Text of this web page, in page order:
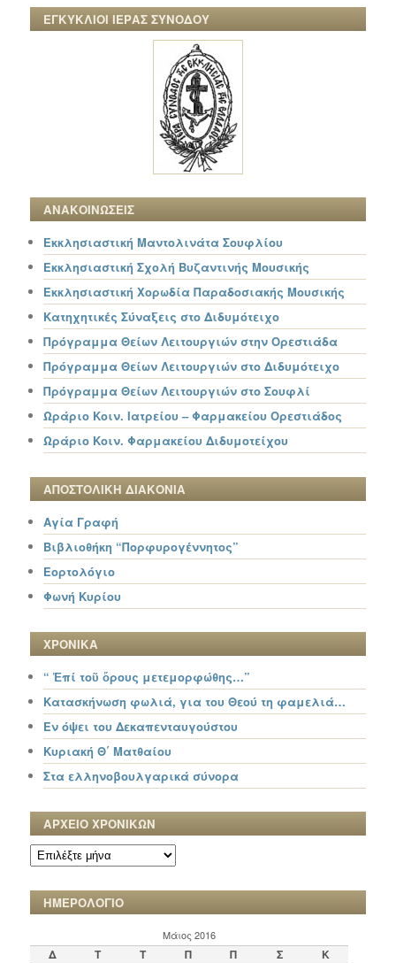
ΕΓΚΥΚΛΙΟΙ ΙΕΡΑΣ ΣΥΝΟΔΟΥ
ΑΝΑΚΟΙΝΩΣΕΙΣ
Εκκλησιαστική Μαντολινάτα Σουφλίου
Εκκλησιαστική Σχολή Βυζαντινής Μουσικής
Εκκλησιαστική Χορωδία Παραδοσιακής Μουσικής
Κατηχητικές Σύναξεις στο Διδυμότειχο
Πρόγραμμα Θείων Λειτουργιών στην Ορεστιάδα
Πρόγραμμα Θείων Λειτουργιών στο Διδυμότειχο
Πρόγραμμα Θείων Λειτουργιών στο Σουφλί
Ωράριο Κοιν. Ιατρείου – Φαρμακείου Ορεστιάδος
Ωράριο Κοιν. Φαρμακείου Διδυμοτείχου
ΑΠΟΣΤΟΛΙΚΗ ΔΙΑΚΟΝΙΑ
Αγία Γραφή
Βιβλιοθήκη “Πορφυρογέννητος”
Εορτολόγιο
Φωνή Κυρίου
ΧΡΟΝΙΚΑ
“ Ἐπί τοῦ ὄρους μετεμορφώθης…”
Κατασκήνωση φωλιά, για του Θεού τη φαμελιά…
Εν όψει του Δεκαπενταυγούστου
Κυριακή Θ΄ Ματθαίου
Στα ελληνοβουλγαρικά σύνορα
ΑΡΧΕΙΟ ΧΡΟΝΙΚΩΝ
ΑΡΧΕΙΟ
ΧΡΟΝΙΚΩΝ
ΗΜΕΡΟΛΟΓΙΟ
Μάιος 2016
Δ Τ Τ Π Π Σ
Κ